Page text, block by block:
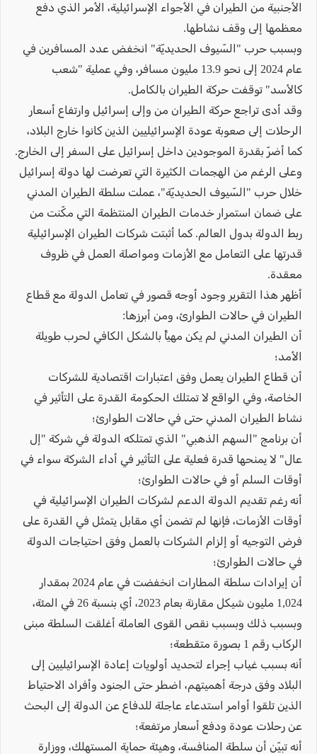
الأجنبية من الطيران في الأجواء الإسرائيلية، الأمر الذي دفع
معظمها إلى وقف نشاطها.
وبسبب حرب "السّيوف الحديديّة" انخفض عدد المسافرين في
عام 2024 إلى نحو 13.9 مليون مسافر، وفي عملية "شعب
كالأسد" توقفت حركة الطيران بالكامل.
وقد أدى تراجع حركة الطيران من وإلى إسرائيل وارتفاع أسعار
الرحلات إلى صعوبة عودة الإسرائيليين الذين كانوا خارج البلاد،
كما أضرّ بقدرة الموجودين داخل إسرائيل على السفر إلى الخارج.
وعلى الرغم من الهجمات الكثيرة التي تعرضت لها دولة إسرائيل
خلال حرب "السّيوف الحديديّة"، عملت سلطة الطيران المدني
على ضمان استمرار خدمات الطيران المنتظمة التي مكّنت من
ربط الدولة بدول العالم. كما أثبتت شركات الطيران الإسرائيلية
قدرتها على التعامل مع الأزمات ومواصلة العمل في ظروف
معقدة.
أظهر هذا التقرير وجود أوجه قصور في تعامل الدولة مع قطاع
الطيران في حالات الطوارئ، ومن أبرزها:
أن الطيران المدني لم يكن مهيأً بالشكل الكافي لحرب طويلة
الأمد؛
أن قطاع الطيران يعمل وفق اعتبارات اقتصادية للشركات
الخاصة، وفي الواقع لا تمتلك الحكومة القدرة على التأثير في
نشاط الطيران المدني حتى في حالات الطوارئ؛
أن برنامج "السهم الذهبي" الذي تمتلكه الدولة في شركة "إل
عال" لا يمنحها قدرة فعلية على التأثير في أداء الشركة سواء في
أوقات السلم أو في حالات الطوارئ؛
أنه رغم تقديم الدولة الدعم لشركات الطيران الإسرائيلية في
أوقات الأزمات، فإنها لم تضمن أي مقابل يتمثل في القدرة على
فرض التوجيه أو إلزام الشركات بالعمل وفق احتياجات الدولة
في حالات الطوارئ؛
أن إيرادات سلطة المطارات انخفضت في عام 2024 بمقدار
1,024 مليون شيكل مقارنة بعام 2023، أي بنسبة 26 في المئة،
وبسبب ذلك وبسبب نقص القوى العاملة أغلقت السلطة مبنى
الركاب رقم 1 بصورة متقطعة؛
أنه بسبب غياب إجراء لتحديد أولويات إعادة الإسرائيليين إلى
البلاد وفق درجة أهميتهم، اضطر حتى الجنود وأفراد الاحتياط
الذين تلقوا أوامر استدعاء عاجلة للدفاع عن الدولة إلى البحث
عن رحلات عودة ودفع أسعار مرتفعة؛
أنه تبيّن أن سلطة المنافسة، وهيئة حماية المستهلك، ووزارة